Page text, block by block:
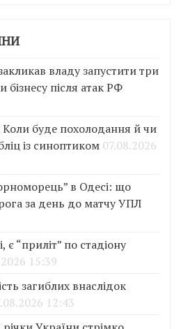
владу запустити три
бізнесу після атак РФ
Коли буде похолодання й чи
із синоптиком 07.08.2026
в Одесі: що
за день до матчу УПЛ
“приліт” по стадіону
15:39
загиблих внаслідок
12:43